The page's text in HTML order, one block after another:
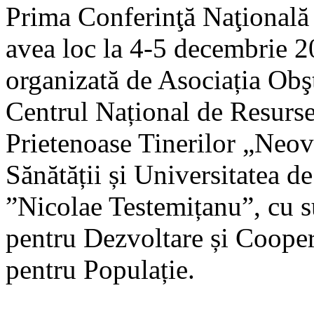
Prima Conferinţă
avea loc la 4-5 decembrie
organizată de Asociația
Centrul Național de
Prietenoase Tinerilor
Sănătății și Universitatea
”Nicolae Testemițanu”, cu
pentru Dezvoltare și
pentru Populație.